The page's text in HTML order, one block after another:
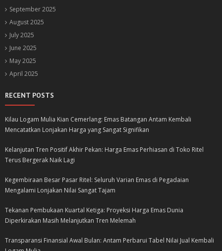
September 2025
August 2025
July 2025
June 2025
May 2025
April 2025
RECENT POSTS
Kilau Logam Mulia Kian Cemerlang: Emas Batangan Antam Kembali
Mencatatkan Lonjakan Harga yang Sangat Signifikan
Kelanjutan Tren Positif Akhir Pekan: Harga Emas Perhiasan di Toko Ritel
Terus Bergerak Naik Lagi
Kegembiraan Besar Pasar Ritel: Seluruh Varian Emas di Pegadaian
Mengalami Lonjakan Nilai Sangat Tajam
Tekanan Pembukaan Kuartal Ketiga: Proyeksi Harga Emas Dunia
Diperkirakan Masih Melanjutkan Tren Melemah
Transparansi Finansial Awal Bulan: Antam Perbarui Tabel Nilai Jual Kembali